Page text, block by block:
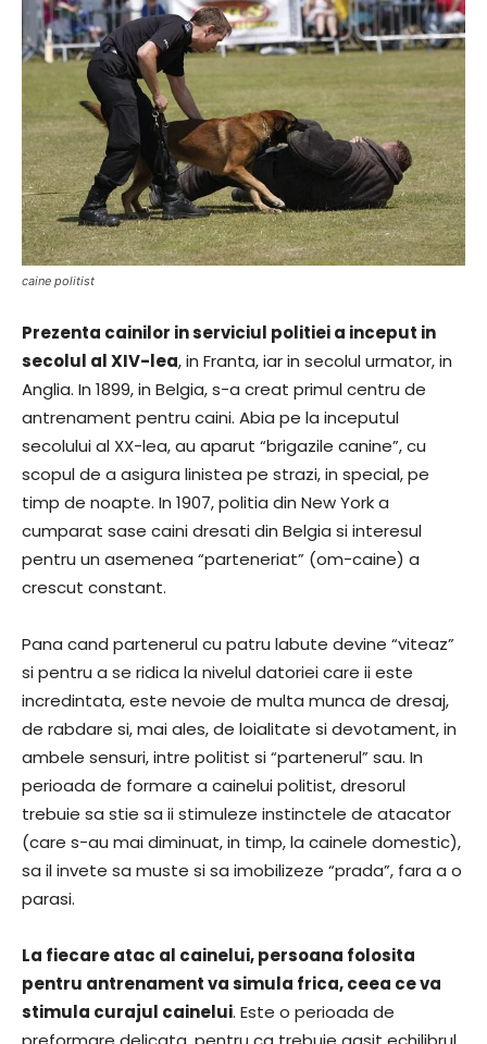
caine politist
Prezenta cainilor in serviciul politiei a inceput in
secolul al XIV-lea, in Franta, iar in secolul urmator, in
Anglia. In 1899, in Belgia, s-a creat primul centru de
antrenament pentru caini. Abia pe la inceputul
secolului al XX-lea, au aparut “brigazile canine”, cu
scopul de a asigura linistea pe strazi, in special, pe
timp de noapte. In 1907, politia din New York a
cumparat sase caini dresati din Belgia si interesul
pentru un asemenea “parteneriat” (om-caine) a
crescut constant.
Pana cand partenerul cu patru labute devine “viteaz”
si pentru a se ridica la nivelul datoriei care ii este
incredintata, este nevoie de multa munca de dresaj,
de rabdare si, mai ales, de loialitate si devotament, in
ambele sensuri, intre politist si “partenerul” sau. In
perioada de formare a cainelui politist, dresorul
trebuie sa stie sa ii stimuleze instinctele de atacator
(care s-au mai diminuat, in timp, la cainele domestic),
sa il invete sa muste si sa imobilizeze “prada”, fara a o
parasi.
La fiecare atac al cainelui, persoana folosita
pentru antrenament va simula frica, ceea ce va
stimula curajul cainelui. Este o perioada de